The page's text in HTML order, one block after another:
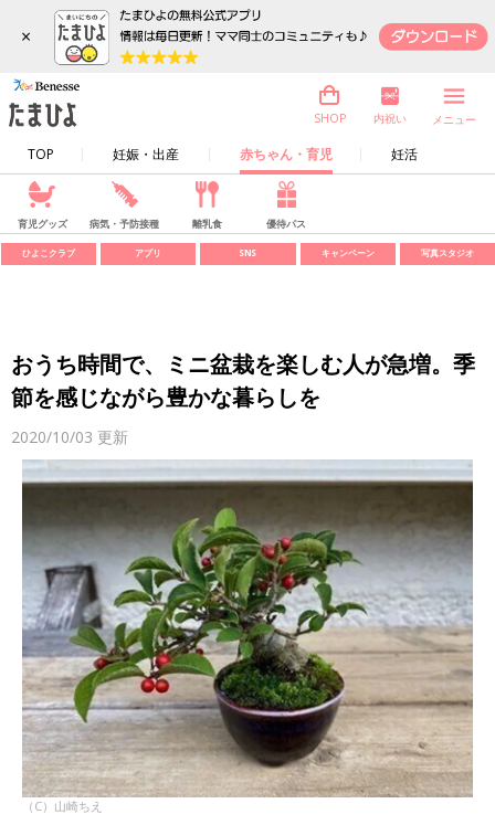
×
TOP 妊娠・出産 赤ちゃん・育児 妊活
SHOP 内祝い メニュー
育児グッズ 病気・予防接種 離乳食 優待パス
ひよこクラブ アプリ SNS キャンペーン 写真スタジオ
おうち時間で、ミニ盆栽を楽しむ人が急増。季
節を感じながら豊かな暮らしを
2020/10/03 更新
（C）山崎ちえ